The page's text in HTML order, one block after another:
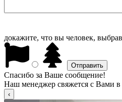
докажите, что вы человек, выбрав
Спасибо за Ваше сообщение!
Наш менеджер свяжется с Вами